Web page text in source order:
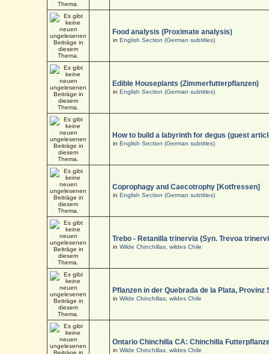
Food analysis (Proximate analysis)
inEnglish Section (German subtitles)
Edible Houseplants (Zimmerfutterpflanzen)
inEnglish Section (German subtitles)
How to build a labyrinth for degus (guest
inEnglish Section (German subtitles)
Coprophagy and Caecotrophy [Kotfressen]
inEnglish Section (German subtitles)
Trebo - Retanilla trinervia (Syn. Trevoa
inWilde Chinchillas, wildes Chile
Pflanzen in der Quebrada de la Plata, Provinz
inWilde Chinchillas, wildes Chile
Ontario Chinchilla CA: Chinchilla
inWilde Chinchillas, wildes Chile